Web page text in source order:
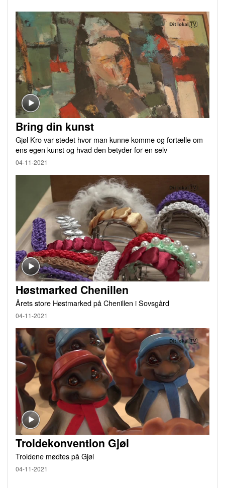
Bring din kunst
Gjøl Kro var stedet hvor man kunne komme og fortælle om
ens egen kunst og hvad den betyder for en selv
04-11-2021
Høstmarked Chenillen
Årets store Høstmarked på Chenillen i Sovsgård
04-11-2021
Troldekonvention Gjøl
Troldene mødtes på Gjøl
04-11-2021